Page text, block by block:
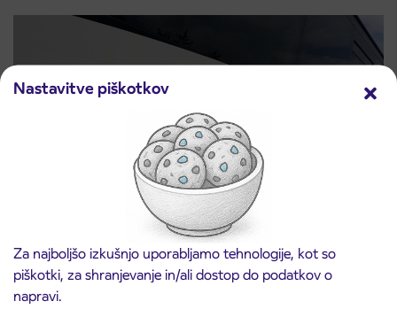
Nastavitve piškotkov
Za najboljšo izkušnjo uporabljamo tehnologije, kot so
piškotki, za shranjevanje in/ali dostop do podatkov o
napravi.
3. 8. 2026
Obvestilo o popolni zapori ceste
ČEŠNJEVEK – TRATA
Kranj
Preberite objavo